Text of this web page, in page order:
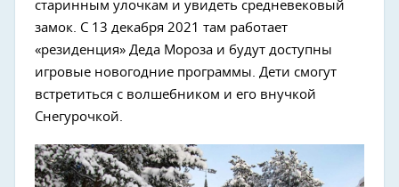
старинным улочкам и увидеть средневековый
замок. С 13 декабря 2021 там работает
«резиденция» Деда Мороза и будут доступны
игровые новогодние программы. Дети смогут
встретиться с волшебником и его внучкой
Снегурочкой.